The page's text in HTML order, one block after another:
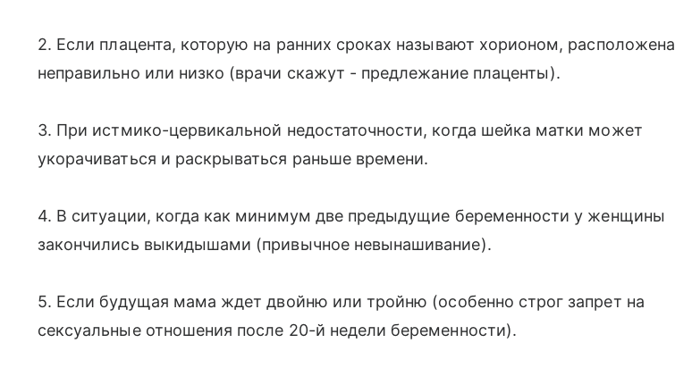
2. Если плацента, которую на ранних сроках называют хорионом, расположена
неправильно или низко (врачи скажут - предлежание плаценты).
3. При истмико-цервикальной недостаточности, когда шейка матки может
укорачиваться и раскрываться раньше времени.
4. В ситуации, когда как минимум две предыдущие беременности у женщины
закончились выкидышами (привычное невынашивание).
5. Если будущая мама ждет двойню или тройню (особенно строг запрет на
сексуальные отношения после 20-й недели беременности).